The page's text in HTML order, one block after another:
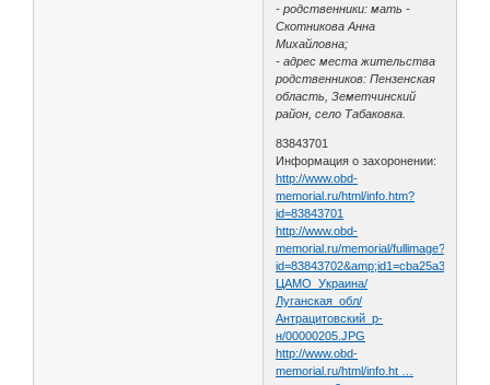
- родственники: мать -
Скотникова Анна
Михайловна;
- адрес места жительства
родственников: Пензенская
область, Земетчинский
район, село Табаковка.
83843701
Информация о захоронении:
http://www.obd-
memorial.ru/html/info.htm?
id=83843701
http://www.obd-
memorial.ru/memorial/fullimage?
ЦАМО_Украина/
Луганская_обл/
Антрацитовский_р-
н/00000205.JPG
http://www.obd-
memorial.ru/html/info.ht …